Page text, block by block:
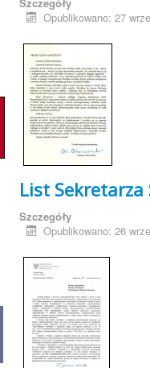
Opublikowano: 27
List Sekretarza
Szczegóły
Opublikowano: 26